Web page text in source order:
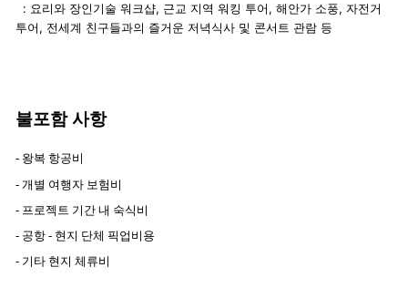
: 요리와 장인기술 워크샵, 근교 지역 워킹 투어, 해안가 소풍, 자전거
투어, 전세계 친구들과의 즐거운 저녁식사 및 콘서트 관람 등
불포함 사항
- 왕복 항공비
- 개별 여행자 보험비
- 프로젝트 기간 내 숙식비
- 공항 - 현지 단체 픽업비용
- 기타 현지 체류비